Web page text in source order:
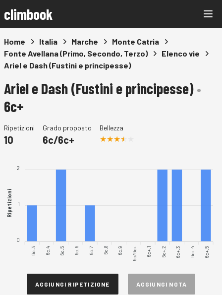
climbook
Home Italia Marche
Monte Catria
Fonte Avellana (Primo, Secondo, Terzo)
Elenco vie
Ariel e Dash (Fustini e principesse)
Ariel e Dash (Fustini e principesse)•
6c+
Ripetizioni
10
Grado proposto
6c/6c+
Bellezza
2
1
0
Ripetizioni
6c.3 6c.4 6c.5 6c.6 6c.7 6c.8 6c.9 6c/6c+ 6c+.1 6c+.2 6c+.3 6c+.4 6c+.5
AGGIUNGI RIPETIZIONE AGGIUNGI NOTA